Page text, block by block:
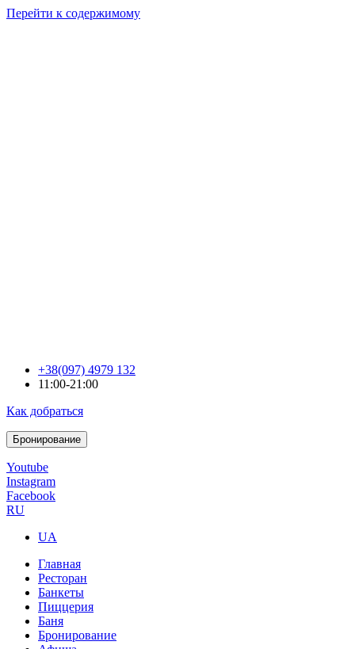
Перейти к содержимому
+38(097) 4979 132
11:00-21:00
Как добраться
Бронирование
Youtube
Instagram
Facebook
RU
UA
Главная
Ресторан
Банкеты
Пиццерия
Баня
Бронирование